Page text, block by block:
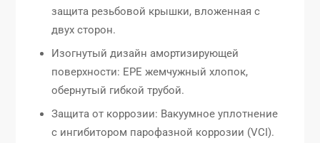
защита резьбовой крышки, вложенная с
двух сторон.
Изогнутый дизайн амортизирующей
поверхности: EPE жемчужный хлопок,
обернутый гибкой трубой.
Защита от коррозии: Вакуумное уплотнение
с ингибитором парофазной коррозии (VCI).